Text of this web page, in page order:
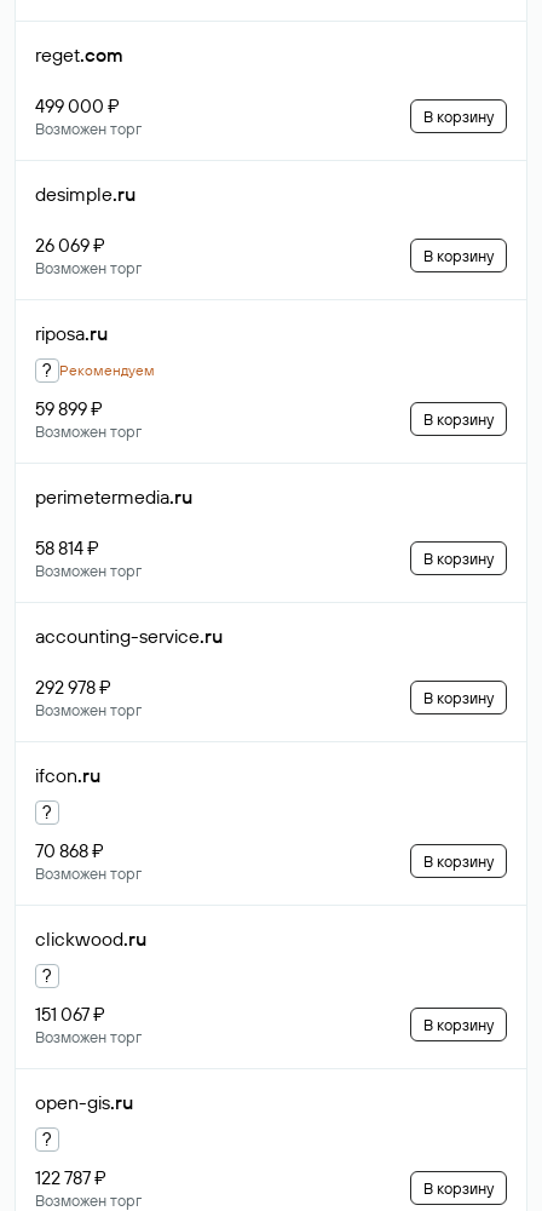
reget.com
499 000 ₽
Возможен торг
В корзину
desimple.ru
26 069 ₽
Возможен торг
В корзину
riposa.ru
? Рекомендуем
59 899 ₽
Возможен торг
В корзину
perimetermedia.ru
58 814 ₽
Возможен торг
В корзину
accounting-service.ru
292 978 ₽
Возможен торг
В корзину
ifcon.ru
?
70 868 ₽
Возможен торг
В корзину
clickwood.ru
?
151 067 ₽
Возможен торг
В корзину
open-gis.ru
?
122 787 ₽
Возможен торг
В корзину